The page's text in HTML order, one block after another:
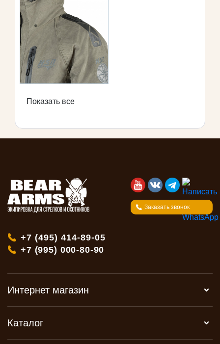
Показать все
Заказать звонок
+7 (495) 414-89-05
+7 (995) 000-80-90
Интернет магазин
Каталог